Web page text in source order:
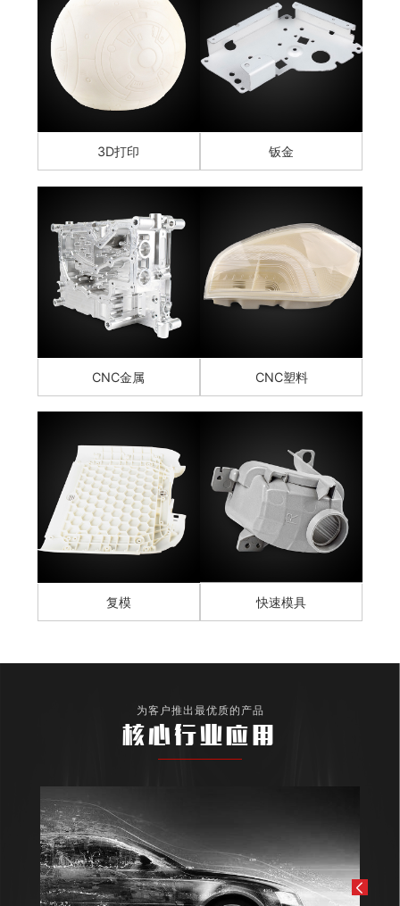
3D打印 钣金
CNC金属 CNC塑料
复模 快速模具
为客户推出最优质的产品
核心行业应用